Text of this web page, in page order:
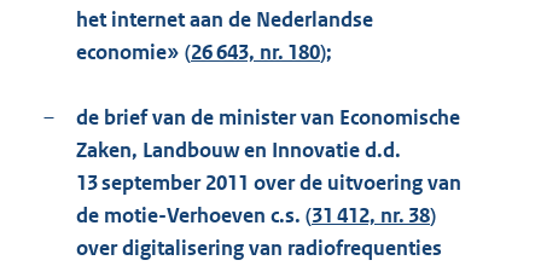
het internet aan de Nederlandse
economie» (26 643, nr. 180);
–
de brief van de minister van Economische
Zaken, Landbouw en Innovatie d.d.
13 september 2011 over de uitvoering van
de motie-Verhoeven c.s. (31 412, nr. 38)
over digitalisering van radiofrequenties